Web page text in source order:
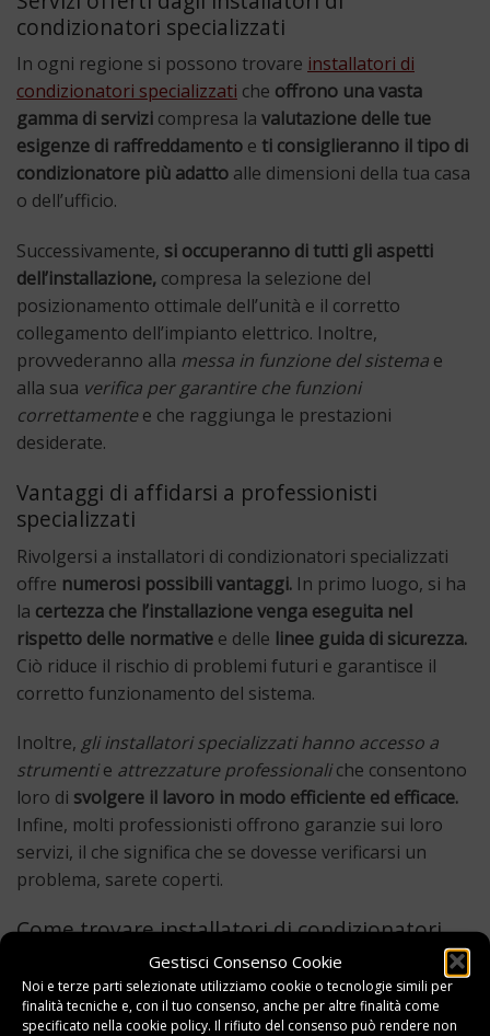
Gestisci Consenso Cookie
Noi e terze parti selezionate utilizziamo cookie o tecnologie simili per
finalità tecniche e, con il tuo consenso, anche per altre finalità come
specificato nella cookie policy. Il rifiuto del consenso può rendere non
condizionatori specializzati
In ogni regione si possono trovare installatori di
condizionatori specializzati che offrono una vasta
gamma di servizi compresa la valutazione delle tue
esigenze di raffreddamento e ti consiglieranno il tipo di
condizionatore più adatto alle dimensioni della tua casa
o dell’ufficio.
Successivamente, si occuperanno di tutti gli aspetti
dell’installazione, compresa la selezione del
posizionamento ottimale dell’unità e il corretto
collegamento dell’impianto elettrico. Inoltre,
provvederanno alla messa in funzione del sistema e
alla sua verifica per garantire che funzioni
correttamentee che raggiunga le prestazioni
desiderate.
Vantaggi di affidarsi a professionisti
specializzati
Rivolgersi a installatori di condizionatori specializzati
offre numerosi possibili vantaggi. In primo luogo, si ha
la certezza che l’installazione venga eseguita nel
rispetto delle normative e delle linee guida di sicurezza.
Ciò riduce il rischio di problemi futuri e garantisce il
corretto funzionamento del sistema.
Inoltre, gli installatori specializzati hanno accesso a
strumentie attrezzature professionaliche consentono
loro di svolgere il lavoro in modo efficiente ed efficace.
Infine, molti professionisti offrono garanzie sui loro
servizi, il che significa che se dovesse verificarsi un
problema, sarete coperti.
Come trovare installatori di condizionatori
Pertrovare installatori di condizionatori specializzati
nella tua zona, puoiiniziare facendo una ricerca online